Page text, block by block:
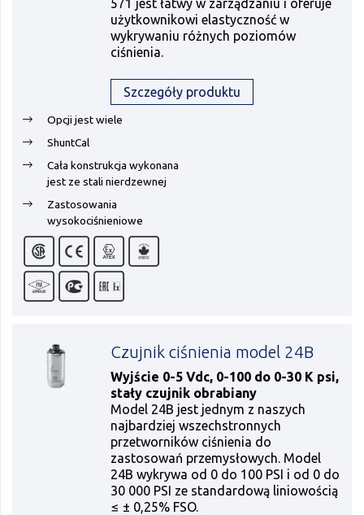
użytkownikowi elastyczność w
wykrywaniu różnych poziomów
ciśnienia.
Szczegóły produktu
Opcji jest wiele
ShuntCal
Cała konstrukcja wykonana
jest ze stali nierdzewnej
Zastosowania
wysokociśnieniowe
Czujnik ciśnienia model 24B
Wyjście 0-5 Vdc, 0-100 do 0-30 K psi,
stały czujnik obrabiany
Model 24B jest jednym z naszych
najbardziej wszechstronnych
przetworników ciśnienia do
zastosowań przemysłowych. Model
24B wykrywa od 0 do 100 PSI i od 0 do
30 000 PSI ze standardową liniowością
≤ ± 0,25% FSO.